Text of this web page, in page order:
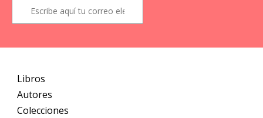
Libros
Autores
Colecciones